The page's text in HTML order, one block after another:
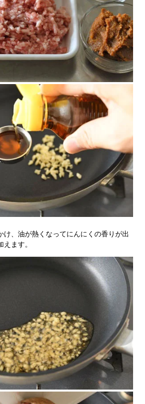
け、油が熱くなってにんにくの香りが出
ます。